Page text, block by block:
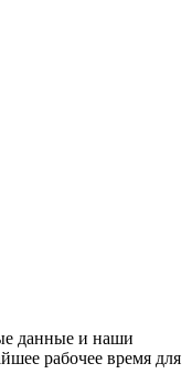
данные и наши
рабочее время для